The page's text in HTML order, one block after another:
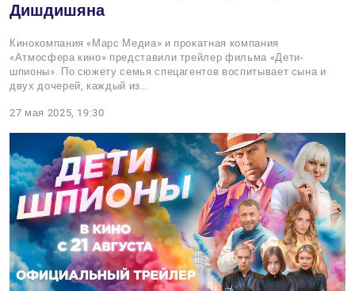
Дишдишяна
Кинокомпания «Марс Медиа» и прокатная компания
«Атмосфера кино» представили трейлер фильма «Дети-
шпионы». По сюжету семья спецагентов воспитывает сына и
двух дочерей, каждый из…
27 мая 2025, 19:30